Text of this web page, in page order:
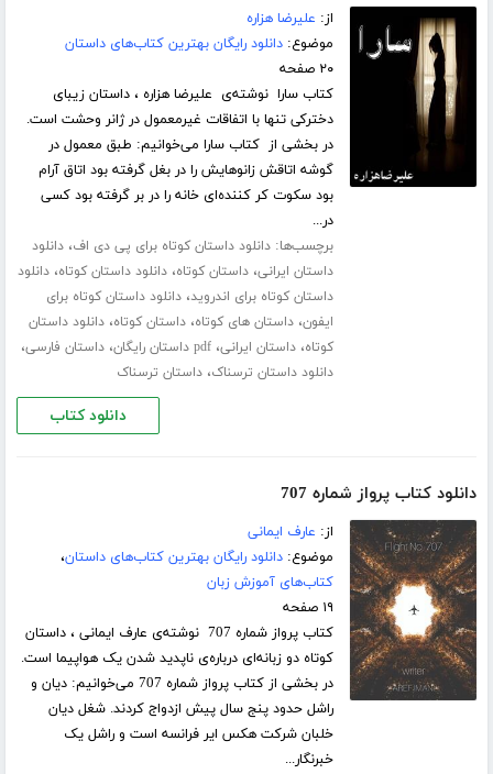
از: علیرضا هزاره
موضوع:دانلود رایگان بهترین کتاب‌های داستان
۲۰ صفحه
کتاب سارا نوشته‌ی علیرضا هزاره ، داستان زیبای
دخترکی تنها با اتفاقات غیرمعمول در ژانر وحشت است.
در بخشی از کتاب سارا می‌خوانیم: طبق معمول در
گوشه اتاقش زانوهایش را در بغل گرفته بود اتاق آرام
بود سکوت کر کننده‌ای خانه را در بر گرفته بود کسی
در...
برچسب‌ها:دانلود داستان کوتاه برای پی دی اف،دانلود
داستان ایرانی،داستان کوتاه،دانلود داستان کوتاه،دانلود
داستان کوتاه برای اندروید،دانلود داستان کوتاه برای
ایفون،داستان های کوتاه،داستان کوتاه،دانلود داستان
کوتاه،داستان ایرانی،pdf داستان رایگان ،داستان فارسی،
دانلود داستان ترسناک،داستان ترسناک
دانلود کتاب
دانلود کتاب پرواز شماره 707
از: عارف ایمانی
موضوع:دانلود رایگان بهترین کتاب‌های داستان،
کتاب‌های آموزش زبان
۱۹ صفحه
کتاب پرواز شماره 707 نوشته‌ی عارف ایمانی ، داستان
کوتاه دو زبانه‌ای درباره‌ی ناپدید شدن یک هواپیما است.
در بخشی از کتاب پرواز شماره 707 می‌خوانیم: دیان و
راشل حدود پنج سال پیش ازدواج کردند. شغل دیان
خلبان شرکت هکس ایر فرانسه است و راشل یک
خبرنگار...